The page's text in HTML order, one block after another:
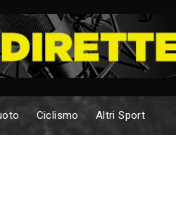
Ciclismo Altri Sport